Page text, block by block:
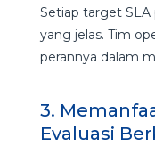
Setiap target SLA
yang jelas. Tim
perannya dalam
3.
Evaluasi